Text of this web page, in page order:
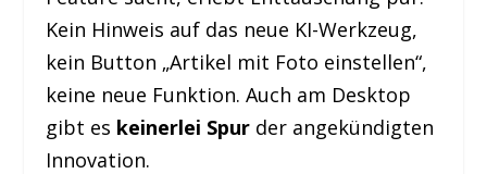
Kein Hinweis auf das neue KI-Werkzeug,
kein Button „Artikel mit Foto einstellen“,
keine neue Funktion. Auch am Desktop
gibt es keinerlei Spur der angekündigten
Innovation.